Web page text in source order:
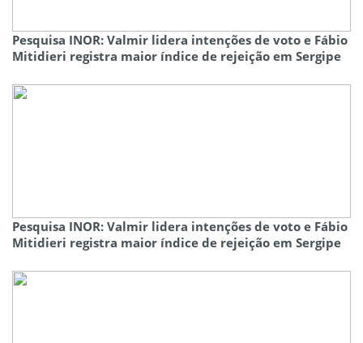
Pesquisa INOR: Valmir lidera intenções de voto e Fábio
Mitidieri registra maior índice de rejeição em Sergipe
Pesquisa INOR: Valmir lidera intenções de voto e Fábio
Mitidieri registra maior índice de rejeição em Sergipe